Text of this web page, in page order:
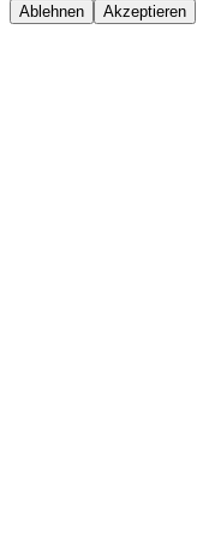
Ablehnen Akzeptieren